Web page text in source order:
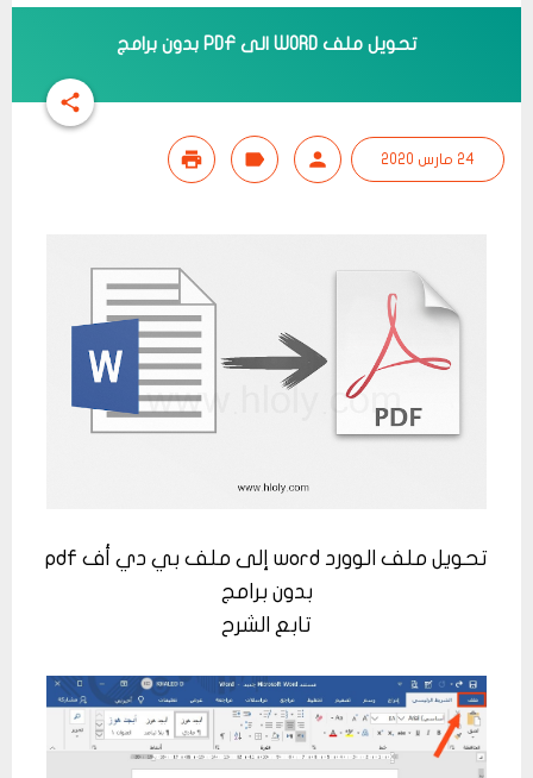
تحويل ملف WORD الى PDF بدون برامج
24 مارس 2020
تحويل ملف الوورد word إلى ملف بي دي أف pdf
بدون برامج
تابع الشرح